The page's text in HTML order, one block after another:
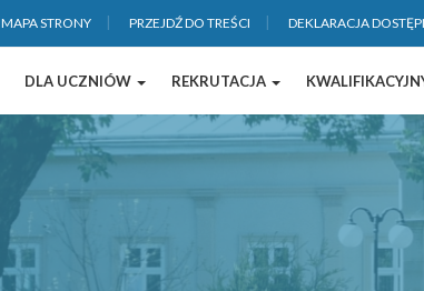
MAPA STRONY PRZEJDŹ DO TREŚCI DEKLARACJA
DLA UCZNIÓW REKRUTACJA